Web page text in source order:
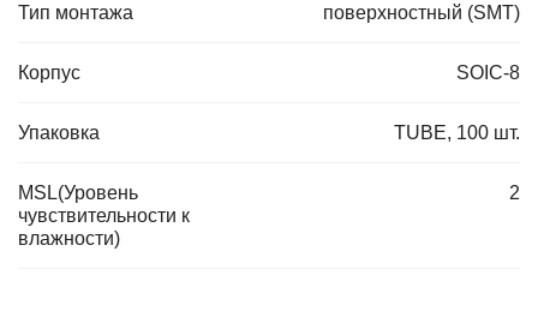
Тип монтажа поверхностный (SMT)
Корпус SOIC-8
Упаковка TUBE, 100 шт.
MSL(Уровень
чувствительности к
влажности)
2